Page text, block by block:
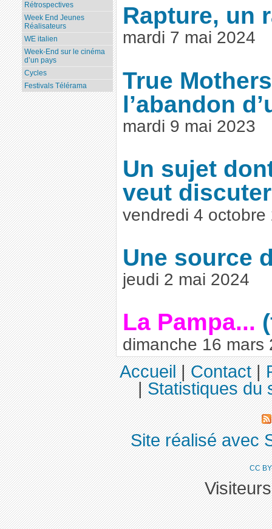
Rapture, un
mardi 7 mai 2024
True
l’abandon
mardi 9 mai 2023
Un sujet
veut discuter
vendredi 4 octobre
Une source
jeudi 2 mai 2024
La Pampa...
dimanche 16 mars
Rétrospectives
Week End Jeunes
Réalisateurs
WE italien
Week-End sur le cinéma
d’un pays
Cycles
Festivals Télérama
Accueil|Contact|
|Statistiques du
Site réalisé avec
CC